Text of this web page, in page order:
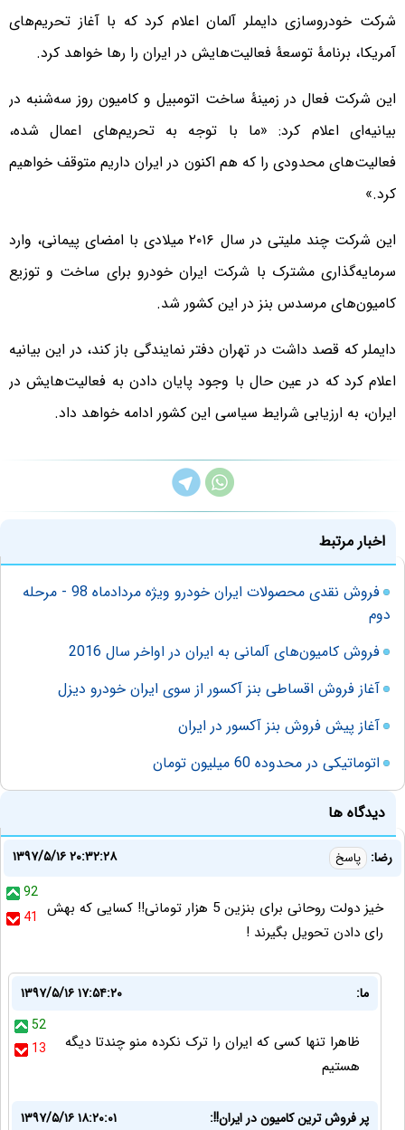
شرکت خودروسازی دایملر آلمان اعلام کرد که با آغاز تحریم‌های
آمریکا، برنامۀ توسعۀ فعالیت‌هایش در ایران را رها خواهد کرد.
این شرکت فعال در زمینۀ ساخت اتومبیل و کامیون روز سه‌شنبه در
بیانیه‌ای اعلام کرد: «ما با توجه به تحریم‌های اعمال شده،
فعالیت‌های محدودی را که هم اکنون در ایران داریم متوقف خواهیم
کرد.»
این شرکت چند ملیتی در سال ۲۰۱۶ میلادی با امضای پیمانی، وارد
سرمایه‌گذاری مشترک با شرکت ایران خودرو برای ساخت و توزیع
کامیون‌های مرسدس بنز در این کشور شد.
دایملر که قصد داشت در تهران دفتر نمایندگی باز کند، در این بیانیه
اعلام کرد که در عین حال با وجود پایان دادن به فعالیت‌هایش در
ایران، به ارزیابی شرایط سیاسی این کشور ادامه خواهد داد.
اخبار مرتبط
فروش نقدی محصولات ایران خودرو ویژه مردادماه 98 - مرحله
دوم
فروش کامیون‌های آلمانی به ایران در اواخر سال 2016
آغاز فروش اقساطی بنز آکسور از سوی ایران خودرو دیزل
آغاز پیش فروش بنز آکسور در ایران
اتوماتیکی در محدوده 60 میلیون تومان
دیدگاه ها
رضا: پاسخ
۱۳۹۷/۵/۱۶ ۲۰:۳۲:۲۸
92
41 خیز دولت روحانی برای بنزین 5 هزار تومانی!! کسایی که بهش
رای دادن تحویل بگیرند !
ما:
۱۳۹۷/۵/۱۶ ۱۷:۵۴:۲۰
52
13
ظاهرا تنها کسی که ایران را ترک نکرده منو چندتا دیگه
هستیم
پر فروش ترین کامیون در ایران!!:
۱۳۹۷/۵/۱۶ ۱۸:۲۰:۰۱